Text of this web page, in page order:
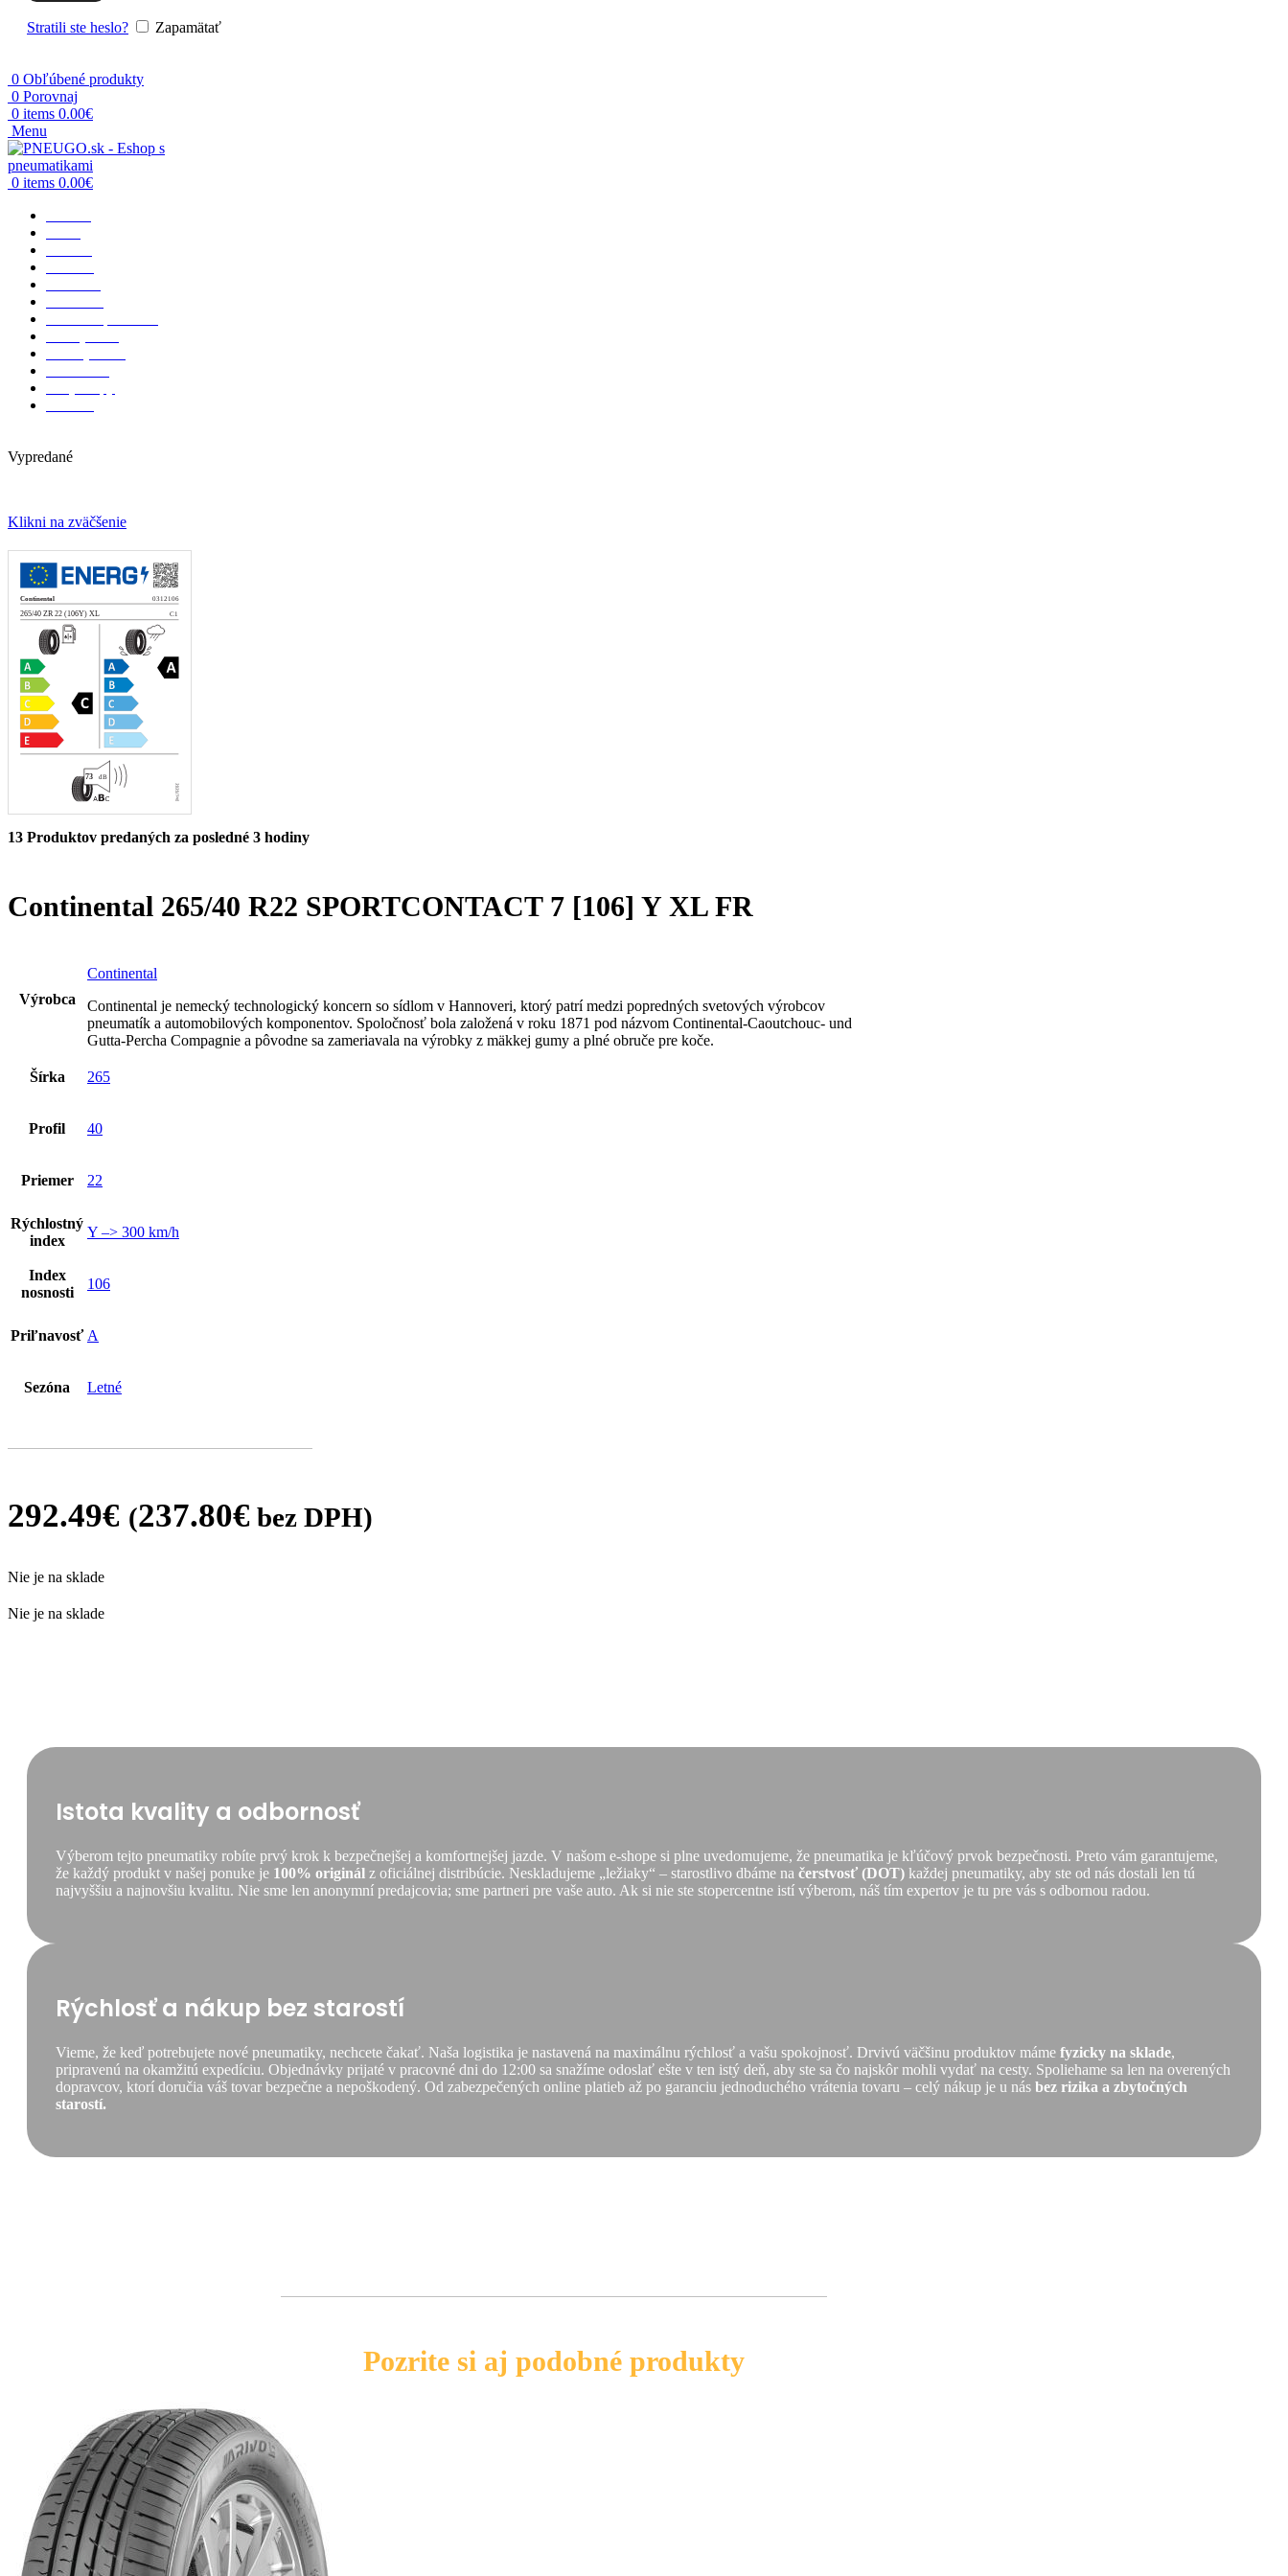
Stratili ste heslo? Zapamätať
0 Obľúbené produkty
0 Porovnaj
0 items 0.00€
Menu
0 items 0.00€
Vypredané
Klikni na zväčšenie
13 Produktov predaných za posledné 3 hodiny
Continental 265/40 R22 SPORTCONTACT 7 [106] Y XL FR
Výrobca
Continental
Continental je nemecký technologický koncern so sídlom v Hannoveri, ktorý patrí medzi popredných svetových výrobcov
pneumatík a automobilových komponentov. Spoločnosť bola založená v roku 1871 pod názvom Continental-Caoutchouc- und
Gutta-Percha Compagnie a pôvodne sa zameriavala na výrobky z mäkkej gumy a plné obruče pre koče.
Šírka 265
Profil 40
Priemer 22
Rýchlostný
index
Y –> 300 km/h
Index
nosnosti
106
Priľnavosť A
Sezóna Letné
292.49€ (237.80€ bez DPH)
Nie je na sklade
Nie je na sklade
Istota kvality a odbornosť
Výberom tejto pneumatiky robíte prvý krok k bezpečnejšej a komfortnejšej jazde. V našom e-shope si plne uvedomujeme, že pneumatika je kľúčový prvok bezpečnosti. Preto vám garantujeme,
že každý produkt v našej ponuke je 100% originál z oficiálnej distribúcie. Neskladujeme „ležiaky“ – starostlivo dbáme na čerstvosť (DOT) každej pneumatiky, aby ste od nás dostali len tú
najvyššiu a najnovšiu kvalitu. Nie sme len anonymní predajcovia; sme partneri pre vaše auto. Ak si nie ste stopercentne istí výberom, náš tím expertov je tu pre vás s odbornou radou.
Rýchlosť a nákup bez starostí
Vieme, že keď potrebujete nové pneumatiky, nechcete čakať. Naša logistika je nastavená na maximálnu rýchlosť a vašu spokojnosť. Drvivú väčšinu produktov máme fyzicky na sklade,
pripravenú na okamžitú expedíciu. Objednávky prijaté v pracovné dni do 12:00 sa snažíme odoslať ešte v ten istý deň, aby ste sa čo najskôr mohli vydať na cesty. Spoliehame sa len na overených
dopravcov, ktorí doručia váš tovar bezpečne a nepoškodený. Od zabezpečených online platieb až po garanciu jednoduchého vrátenia tovaru – celý nákup je u nás bez rizika a zbytočných
starostí.
Pozrite si aj podobné produkty